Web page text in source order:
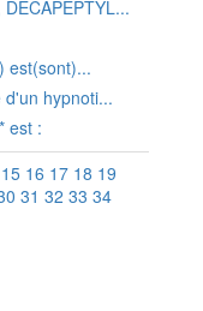
est(sont)...
hypnoti...
est :
15 16 17 18 19
31 32 33 34